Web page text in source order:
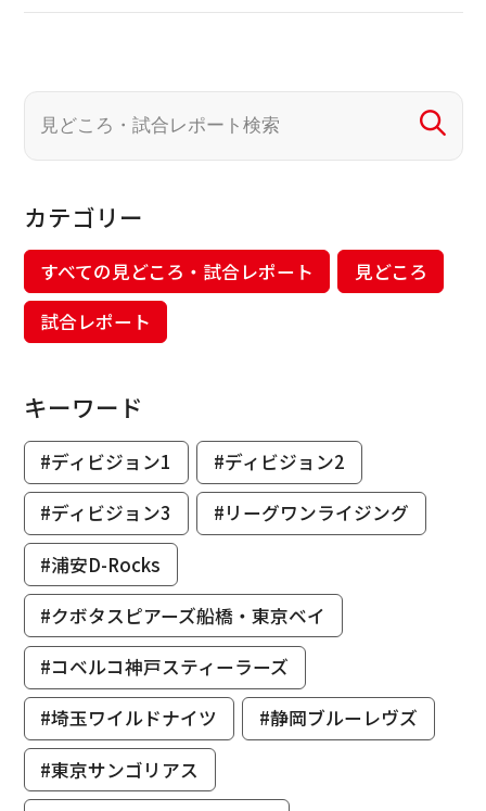
カテゴリー
すべての見どころ・試合レポート
見どころ
試合レポート
キーワード
#ディビジョン1
#ディビジョン2
#ディビジョン3
#リーグワンライジング
#浦安D-Rocks
#クボタスピアーズ船橋・東京ベイ
#コベルコ神戸スティーラーズ
#埼玉ワイルドナイツ
#静岡ブルーレヴズ
#東京サンゴリアス